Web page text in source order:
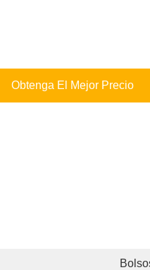
Obtenga El Mejor Precio